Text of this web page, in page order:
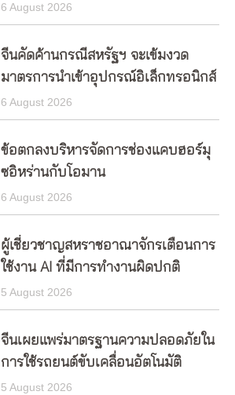
6 August 2026
จีนคัดค้านกรณีสหรัฐฯ จะเข้มงวด
มาตรการนำเข้าอุปกรณ์อิเล็กทรอนิกส์
6 August 2026
ข้อตกลงบริหารจัดการช่องแคบฮอร์มุ
ซอิหร่านกับโอมาน
6 August 2026
ผู้เชี่ยวชาญสหราชอาณาจักรเตือนการ
ใช้งาน AI ที่มีการทำงานผิดปกติ
5 August 2026
จีนเผยแพร่มาตรฐานความปลอดภัยใน
การใช้รถยนต์ขับเคลื่อนอัตโนมัติ
5 August 2026